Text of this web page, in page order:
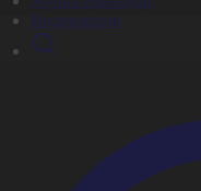
Видеоархив